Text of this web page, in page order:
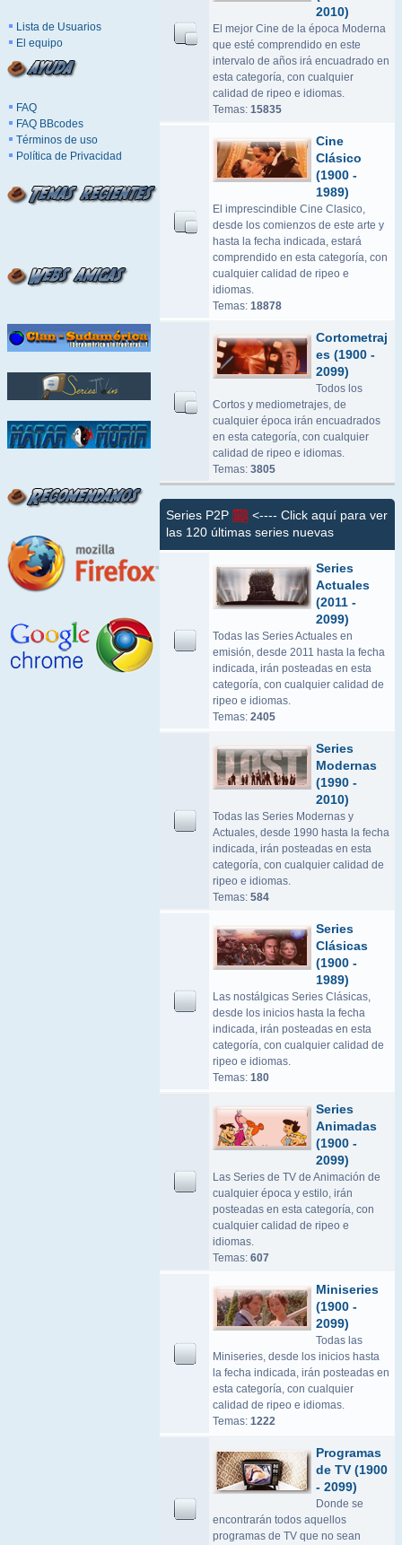
Lista de Usuarios
El equipo
FAQ
FAQ BBcodes
Términos de uso
Política de Privacidad
2010)
El mejor Cine de la época Moderna
que esté comprendido en este
intervalo de años irá encuadrado en
esta categoría, con cualquier
calidad de ripeo e idiomas.
Temas: 15835
Cine
Clásico
(1900 -
1989)
El imprescindible Cine Clasico,
desde los comienzos de este arte y
hasta la fecha indicada, estará
comprendido en esta categoría, con
cualquier calidad de ripeo e
idiomas.
Temas: 18878
Cortometraj
es (1900 -
2099)
Todos los
Cortos y mediometrajes, de
cualquier época irán encuadrados
en esta categoría, con cualquier
calidad de ripeo e idiomas.
Temas: 3805
Series P2P
<---- Click aquí para ver
las 120 últimas series nuevas
Series
Actuales
(2011 -
2099)
Todas las Series Actuales en
emisión, desde 2011 hasta la fecha
indicada, irán posteadas en esta
categoría, con cualquier calidad de
ripeo e idiomas.
Temas: 2405
Series
Modernas
(1990 -
2010)
Todas las Series Modernas y
Actuales, desde 1990 hasta la fecha
indicada, irán posteadas en esta
categoría, con cualquier calidad de
ripeo e idiomas.
Temas: 584
Series
Clásicas
(1900 -
1989)
Las nostálgicas Series Clásicas,
desde los inicios hasta la fecha
indicada, irán posteadas en esta
categoría, con cualquier calidad de
ripeo e idiomas.
Temas: 180
Series
Animadas
(1900 -
2099)
Las Series de TV de Animación de
cualquier época y estilo, irán
posteadas en esta categoría, con
cualquier calidad de ripeo e
idiomas.
Temas: 607
Miniseries
(1900 -
2099)
Todas las
Miniseries, desde los inicios hasta
la fecha indicada, irán posteadas en
esta categoría, con cualquier
calidad de ripeo e idiomas.
Temas: 1222
Programas
de TV (1900
- 2099)
Donde se
encontrarán todos aquellos
programas de TV que no sean